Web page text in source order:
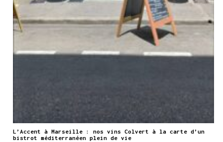
L’Accent à Marseille : nos vins Colvert à la carte d’un
bistrot méditerranéen plein de vie